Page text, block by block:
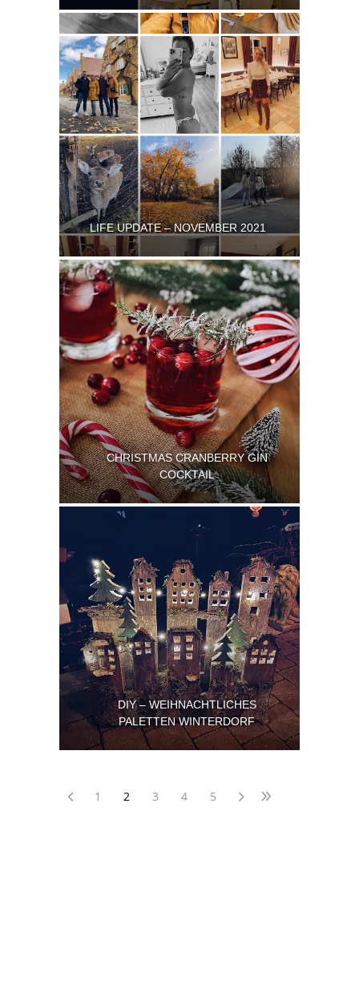
LIFE UPDATE – NOVEMBER 2021
CHRISTMAS CRANBERRY GIN
COCKTAIL
DIY – WEIHNACHTLICHES
PALETTEN WINTERDORF
1 2 3 4 5